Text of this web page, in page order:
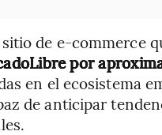
de e-commerce
por
en el ecosistema
de anticipar